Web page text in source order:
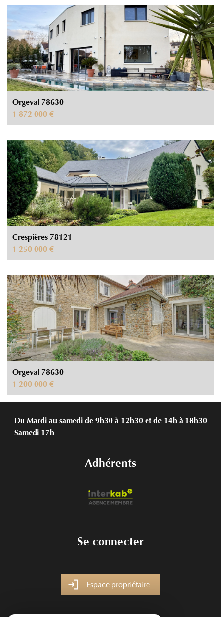
Orgeval 78630
1 872 000 €
Crespières 78121
1 250 000 €
Orgeval 78630
1 200 000 €
Du Mardi au samedi de 9h30 à 12h30 et de 14h à 18h30
Samedi 17h
Adhérents
Se connecter
Espace propriétaire